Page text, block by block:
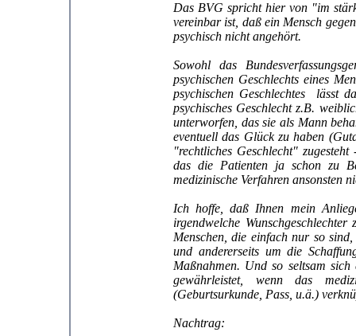
Das BVG spricht hier von "im
vereinbar ist, daß ein Mensch
psychisch nicht angehört.
Sowohl das
psychischen Geschlechts eines
psychischen Geschlechtes lässt
psychisches Geschlecht z.B.
unterworfen, das sie als Mann
eventuell das Glück zu haben
"rechtliches Geschlecht"
das die Patienten ja schon zu
medizinische Verfahren ansonsten
Ich hoffe, daß Ihnen mein
irgendwelche
Menschen, die einfach nur so
und andererseits um die
Maßnahmen. Und so seltsam
gewährleistet, wenn das
(Geburtsurkunde, Pass, u.ä.)
Nachtrag: